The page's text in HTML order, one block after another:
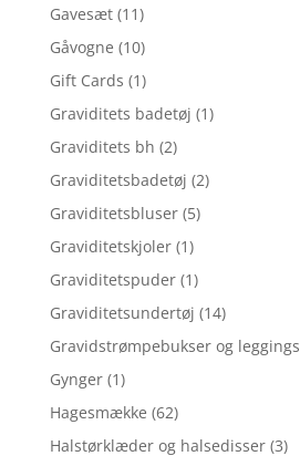
Gavesæt (11)
Gåvogne (10)
Gift Cards (1)
Graviditets badetøj (1)
Graviditets bh (2)
Graviditetsbadetøj (2)
Graviditetsbluser (5)
Graviditetskjoler (1)
Graviditetspuder (1)
Graviditetsundertøj (14)
Gravidstrømpebukser og leggings
Gynger (1)
Hagesmække (62)
Halstørklæder og halsedisser (3)